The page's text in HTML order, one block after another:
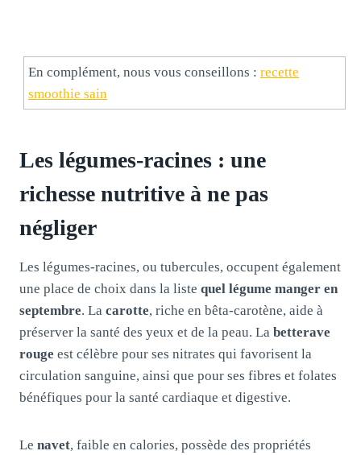
En complément, nous vous conseillons : recette
smoothie sain
Les légumes-racines : une
richesse nutritive à ne pas
négliger
Les légumes-racines, ou tubercules, occupent également
une place de choix dans la liste quel légume manger en
septembre. La carotte, riche en bêta-carotène, aide à
préserver la santé des yeux et de la peau. La betterave
rouge est célèbre pour ses nitrates qui favorisent la
circulation sanguine, ainsi que pour ses fibres et folates
bénéfiques pour la santé cardiaque et digestive.
Le navet, faible en calories, possède des propriétés